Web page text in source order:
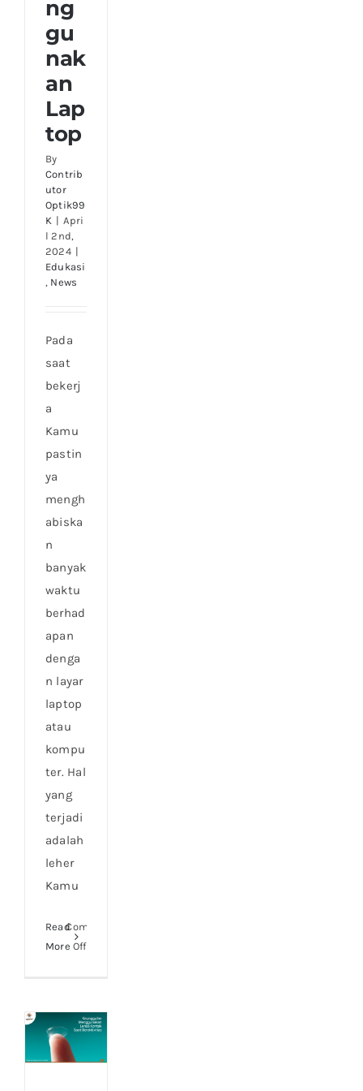
ng
gu
nak
an
Lap
top
By
Contrib
utor
Optik99
K | Apri
l 2nd,
2024 |
Edukasi
, News
Pada
saat
bekerj
a
Kamu
pastin
ya
mengh
abiska
n
banyak
waktu
berhad
apan
denga
n layar
laptop
atau
kompu
ter. Hal
yang
terjadi
adalah
leher
Kamu
Read
More
Comments
Offon
Lelah
Menggunakan